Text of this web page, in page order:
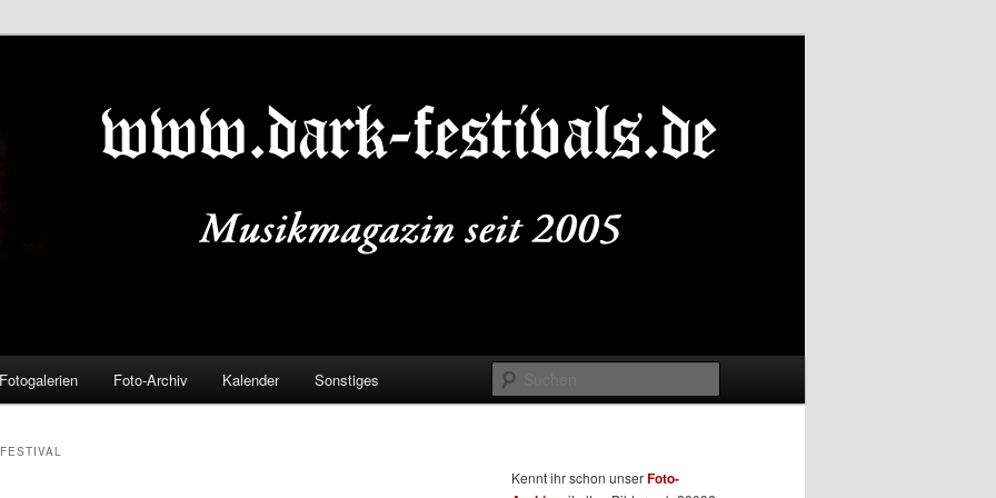
Fotogalerien Foto-Archiv Kalender Sonstiges
Kennt ihr schon unserFoto-